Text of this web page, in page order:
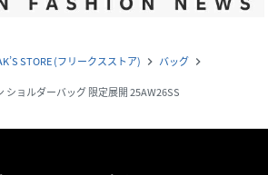
STORE (フリークスストア) navigate_next バッグ navigate_next
ショルダーバッグ 限定展開 25AW26SS